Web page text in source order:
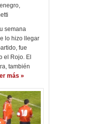
,
semana
lo hizo llegar
fue
el Rojo. El
también
más »